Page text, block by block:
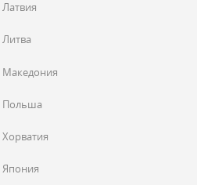
Латвия
Литва
Македония
Польша
Хорватия
Япония